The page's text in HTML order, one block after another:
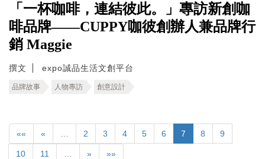
「一杯咖啡，連結彼此。」專訪新創咖
啡品牌——CUPPY咖彼創辦人兼品牌行
銷 Maggie
撰文 expo誠品生活文創平台
品牌故事 人物專訪 創意設計
«« « 2 3 4 5 6 7 8 9
10 11 » »»